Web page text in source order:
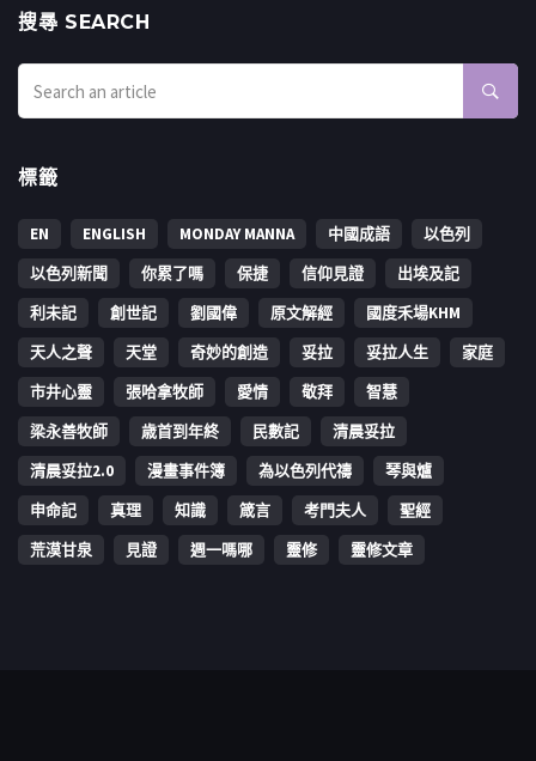
搜㝷 SEARCH
標籤
EN ENGLISH MONDAY MANNA 中國成語
以色列
以色列新聞
你累了嗎 保捷 信仰見證
出埃及記
利未記
創世記 劉國偉 原文解經
國度禾場KHM
天人之聲
天堂 奇妙的創造 妥拉 妥拉人生
家庭
市井心靈
張哈拿牧師 愛情 敬拜
智慧
梁永善牧師
歳首到年終 民數記
清晨妥拉
清晨妥拉2.0
漫畫事件簿 為以色列代禱
琴與爐
申命記
真理 知識 箴言 考門夫人
聖經
荒漠甘泉
見證 週一嗎哪 靈修 靈修文章